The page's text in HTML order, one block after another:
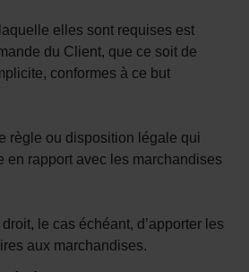
elles sont requises est
du Client, que ce soit de
conformes à ce but
règle ou disposition légale qui
en rapport avec les marchandises
le cas échéant, d’apporter les
aux marchandises.